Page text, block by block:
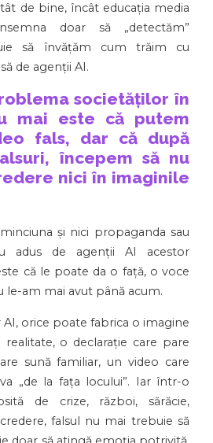
de bine, încât educația media
doar să „detectăm”
să învățăm cum trăim cu
de agenții AI.
societăților în
mai este că putem
fals, dar că după
începem să nu
nici în imaginile
și nici propaganda sau
adus de agenții AI acestor
că le poate da o față, o voce
le-am mai avut până acum.
orice poate fabrica o imagine
o declarație care pare
sună familiar, un video care
„de la fața locului”. Iar într-o
de crize, război, sărăcie,
falsul nu mai trebuie să